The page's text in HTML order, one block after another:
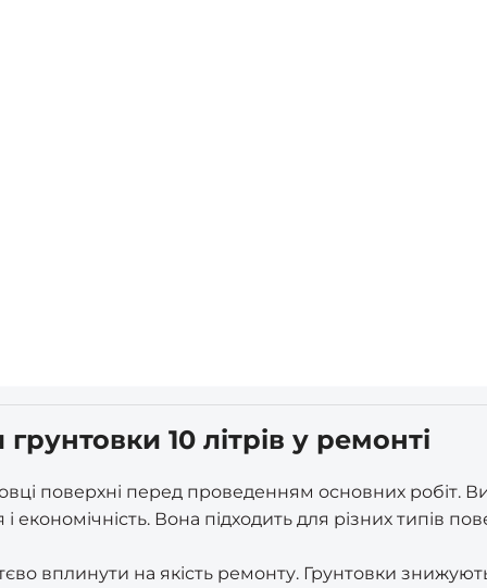
10 літрів у ремонті
поверхні перед проведенням основних робіт.
економічність. Вона підходить для різних типів
вплинути на якість ремонту. Грунтовки